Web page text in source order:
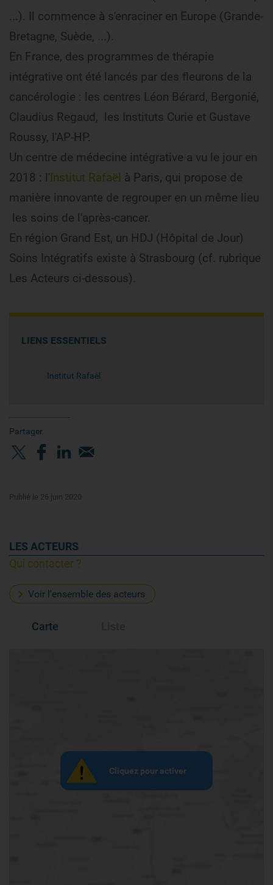
...). Il commence à s'enraciner en Europe (Grande-
Bretagne, Suède, ...).
En France, des programmes de thérapie
intégrative ont été lancés par des fleurons de la
cancérologie : les centres Léon Bérard, Bergonié,
Claudius Regaud, les Instituts Curie et Gustave
Roussy, l'AP-HP.
Un centre de médecine intégrative a vu le jour en
2018 : l'Institut Rafaël à Paris, qui propose de
manière innovante de regrouper en un même lieu
les soins de l'après-cancer.
En région Grand Est, un HDJ (Hôpital de Jour)
Soins Intégratifs existe à Strasbourg (cf. rubrique
Les Acteurs ci-dessous).
LIENS ESSENTIELS
Institut Rafaël
Partager
Publié le 26 juin 2020
LES ACTEURS
Qui contacter ?
Voir l'ensemble des acteurs
Carte
Cliquez pour activer